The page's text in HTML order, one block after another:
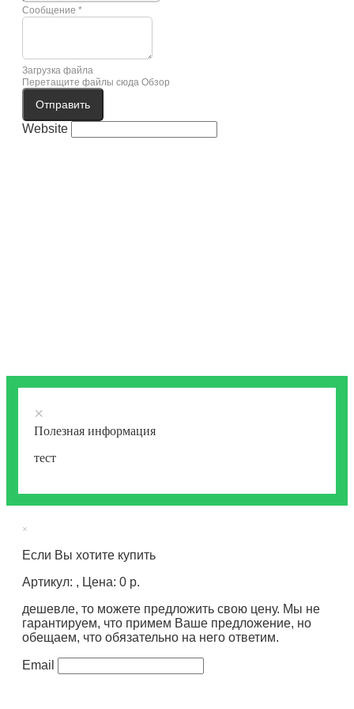
Сообщение *
Загрузка файла
Перетащите файлы сюда Обзор
Отправить
Website
×
Полезная информация
тест
×
Если Вы хотите купить
Артикул: , Цена: 0 р.
дешевле, то можете предложить свою цену. Мы не
гарантируем, что примем Ваше предложение, но
обещаем, что обязательно на него ответим.
Email